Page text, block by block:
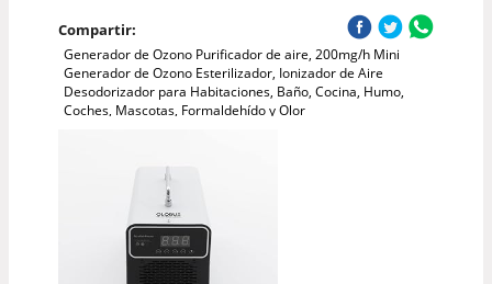
Compartir:
Generador de Ozono Purificador de aire, 200mg/h Mini
Generador de Ozono Esterilizador, Ionizador de Aire
Desodorizador para Habitaciones, Baño, Cocina, Humo,
Coches, Mascotas, Formaldehído y Olor